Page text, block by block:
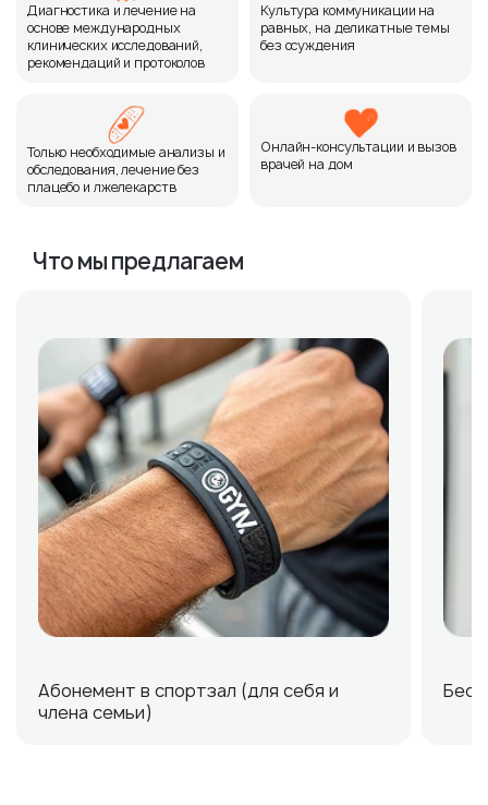
Диагностика и лечение на
основе международных
клинических исследований,
рекомендаций и протоколов
Культура коммуникации на
равных, на деликатные темы
без осуждения
Только необходимые анализы и
обследования, лечение без
плацебо и лжелекарств
Онлайн-консультации и вызов
врачей на дом
Что мы предлагаем
Абонемент в спортзал (для себя и
члена семьи)